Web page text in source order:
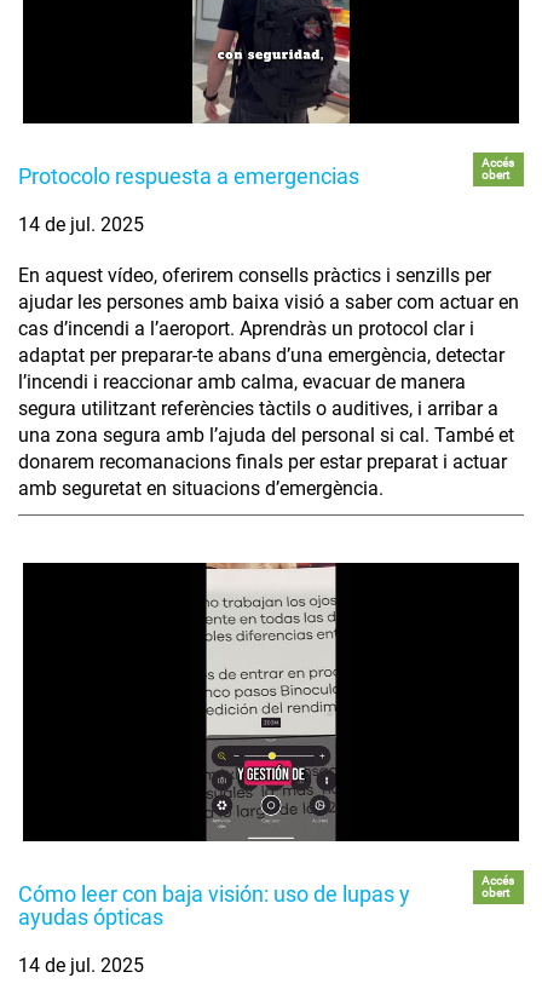
Protocolo respuesta a emergencias
Accés
obert
14 de jul. 2025
En aquest vídeo, oferirem consells pràctics i senzills per
ajudar les persones amb baixa visió a saber com actuar en
cas d’incendi a l’aeroport. Aprendràs un protocol clar i
adaptat per preparar-te abans d’una emergència, detectar
l’incendi i reaccionar amb calma, evacuar de manera
segura utilitzant referències tàctils o auditives, i arribar a
una zona segura amb l’ajuda del personal si cal. També et
donarem recomanacions finals per estar preparat i actuar
amb seguretat en situacions d’emergència.
Cómo leer con baja visión: uso de lupas y
ayudas ópticas
Accés
obert
14 de jul. 2025